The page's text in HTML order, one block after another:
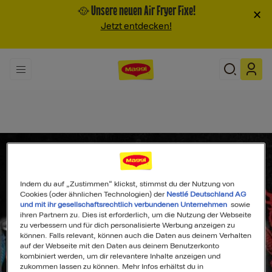
🥘 Unsere neuen Air Fryer Fixe!
Jetzt entdecken!
×
Indem du auf „Zustimmen“ klickst, stimmst du der Nutzung von
Cookies (oder ähnlichen Technologien) der Nestlé Deutschland AG
und mit ihr gesellschaftsrechtlich verbundenen Unternehmen sowie
ihren Partnern zu. Dies ist erforderlich, um die Nutzung der Webseite
zu verbessern und für dich personalisierte Werbung anzeigen zu
können. Falls relevant, können auch die Daten aus deinem Verhalten
auf der Webseite mit den Daten aus deinem Benutzerkonto
kombiniert werden, um dir relevantere Inhalte anzeigen und
zukommen lassen zu können. Mehr Infos erhältst du in